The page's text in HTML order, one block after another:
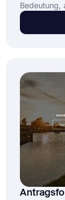
Bedeutung,
ändern.
jetzt mit
und dem